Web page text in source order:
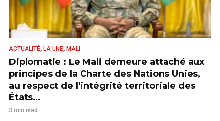
ACTUALITÉ, LA UNE, MALI
Diplomatie : Le Mali demeure attaché aux
principes de la Charte des Nations Unies,
au respect de l’intégrité territoriale des
États…
3 min read